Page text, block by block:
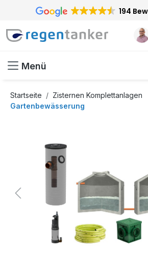
springen 194
Menü
Startseite
Zisternen Komplettanlagen
Gartenbewässerung